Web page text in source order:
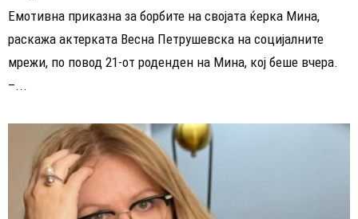
Емотивна приказна за борбите на својата ќерка Мина,
раскажа актерката Весна Петрушевска на социјалните
мрежи, по повод 21-от роденден на Мина, кој беше вчера.
–...